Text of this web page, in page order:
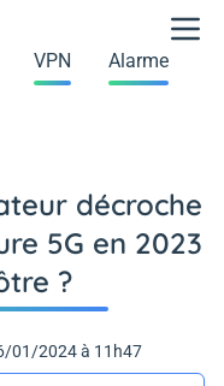
VPN Alarme
décroche
5G en 2023
?
01/2024 à 11h47